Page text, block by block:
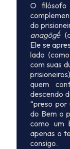
O filósofo
do
anagōgḗ
Ele se
lado
com suas
quem
descendo
“preso por
do Bem o
como um
apenas o
consigo.